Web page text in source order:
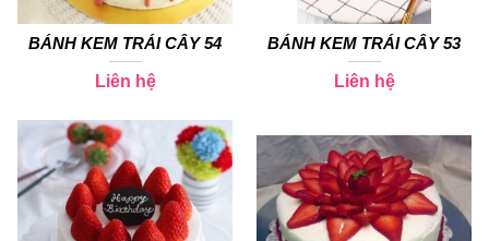
BÁNH KEM TRÁI CÂY 54
Liên hệ
BÁNH KEM TRÁI CÂY 53
Liên hệ